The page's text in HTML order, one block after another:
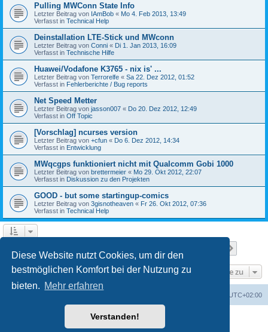
Diese Website nutzt Cookies, um dir den
bestmöglichen Komfort bei der Nutzung zu
bieten. Mehr erfahren
Verstanden!
Pulling MWConn State Info
Letzter Beitrag von IAmBob « Mo 4. Feb 2013, 13:49
Verfasst in Technical Help
Deinstallation LTE-Stick und MWconn
Letzter Beitrag von Conni « Di 1. Jan 2013, 16:09
Verfasst in Technische Hilfe
Huawei/Vodafone K3765 - nix is' ...
Letzter Beitrag von Terrorelfe « Sa 22. Dez 2012, 01:52
Verfasst in Fehlerberichte / Bug reports
Net Speed Metter
Letzter Beitrag von jasson007 « Do 20. Dez 2012, 12:49
Verfasst in Off Topic
[Vorschlag] ncurses version
Letzter Beitrag von +cfun « Do 6. Dez 2012, 14:34
Verfasst in Entwicklung
MWqcgps funktioniert nicht mit Qualcomm Gobi 1000
Letzter Beitrag von brettermeier « Mo 29. Okt 2012, 22:07
Verfasst in Diskussion zu den Projekten
GOOD - but some startingup-comics
Letzter Beitrag von 3gisnotheaven « Fr 26. Okt 2012, 07:36
Verfasst in Technical Help
Gehe zu
UTC+02:00
Powered byphpBB® Forum Software © phpBB Limited
phpBB.de